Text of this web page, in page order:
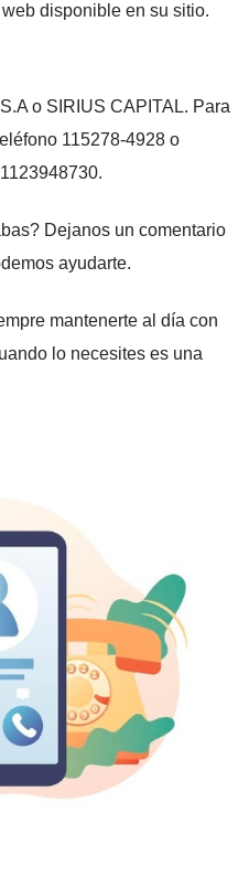
disponible en su sitio.
o SIRIUS CAPITAL. Para
115278-4928 o
Dejanos un comentario
ayudarte.
mantenerte al día con
lo necesites es una